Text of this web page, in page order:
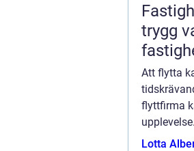
trygg
Att flytta
flyttfirma
eller till
Lotta